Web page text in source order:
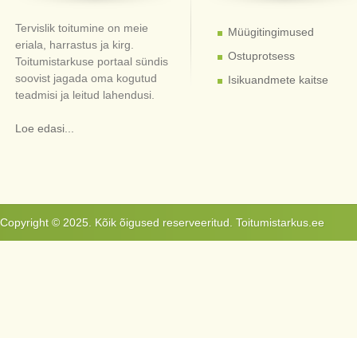
Tervislik toitumine on meie
eriala, harrastus ja kirg.
Toitumistarkuse portaal sündis
soovist jagada oma kogutud
teadmisi ja leitud lahendusi.
Loe edasi...
Müügitingimused
Ostuprotsess
Isikuandmete kaitse
Copyright © 2025. Kõik õigused reserveeritud. Toitumistarkus.ee